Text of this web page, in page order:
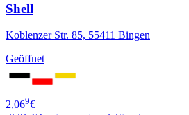
Shell
Koblenzer Str. 85, 55411 Bingen
Geöffnet
2,069€